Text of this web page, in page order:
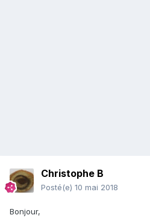
Christophe B
Posté(e) 10 mai 2018
Bonjour,